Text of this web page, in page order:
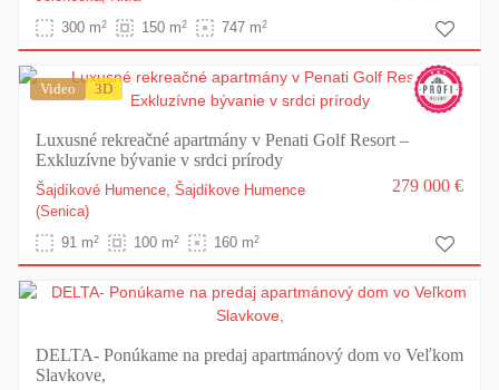
300 m2 150 m2 747 m2
Video 3D
Luxusné rekreačné apartmány v Penati Golf Resort –
Exkluzívne bývanie v srdci prírody
Šajdíkové Humence, Šajdíkove Humence
(Senica)
91 m2 100 m2 160 m2
279 000 €
DELTA- Ponúkame na predaj apartmánový dom vo Veľkom
Slavkove,